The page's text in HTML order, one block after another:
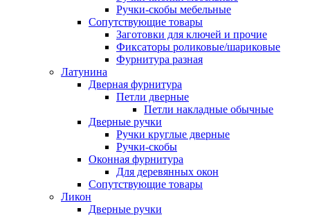
Ручки-скобы мебельные
Сопутствующие товары
Заготовки для ключей и прочие
Фиксаторы роликовые/шариковые
Фурнитура разная
Латунина
Дверная фурнитура
Петли дверные
Петли накладные обычные
Дверные ручки
Ручки круглые дверные
Ручки-скобы
Оконная фурнитура
Для деревянных окон
Сопутствующие товары
Ликон
Дверные ручки